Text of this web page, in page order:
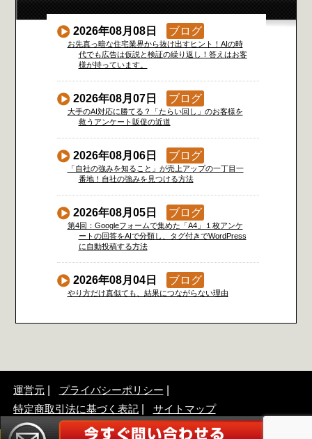
2026年08月08日 ブログ
お先真っ暗な住宅業界から抜け出すヒント！AIの時
代でも広告は仮説と検証の繰り返し！答えはお客
様が持っています。
2026年08月07日 ブログ
大手のAI対応に勝てる？「たらい回し」のお客様を
救うアンケート販促の近道
2026年08月06日 ブログ
「自社の強みを知ること」が売上アップの一丁目一
番地！自社の強みを見つける方法
2026年08月05日 ブログ
第4回：Googleフォームで集めた「A4」１枚アンケ
ートの回答をAIで分類し、タグ付きでWordPress
に自動投稿する方法
2026年08月04日 ブログ
やり方だけ真似ても、結果につながらない理由
運営元
プライバシーポリシー
特定商取引法に基づく表記
サイトマップ